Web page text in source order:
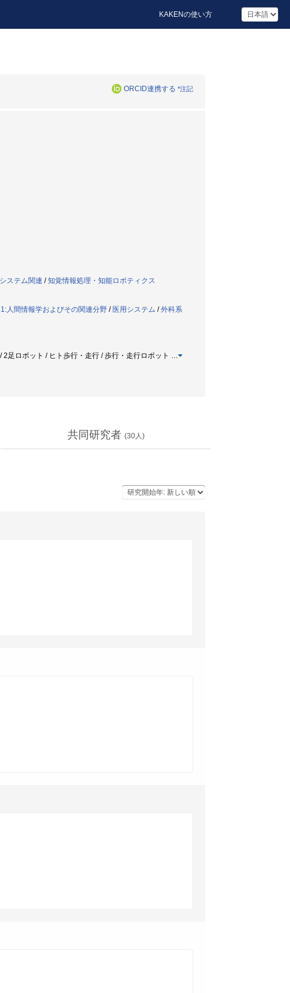
KAKENの使い方
ORCID連携する *注記
ステム関連 /知覚情報処理・知能ロボティクス
人間情報学およびその関連分野 / 医用システム /外科系
足ロボット / ヒト歩行・走行 / 歩行・走行ロボット …
共同研究者 (30人)